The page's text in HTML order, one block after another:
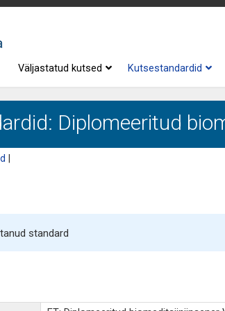
Väljastatud kutsed Kutsestandardid
Diplomeeritud
standard